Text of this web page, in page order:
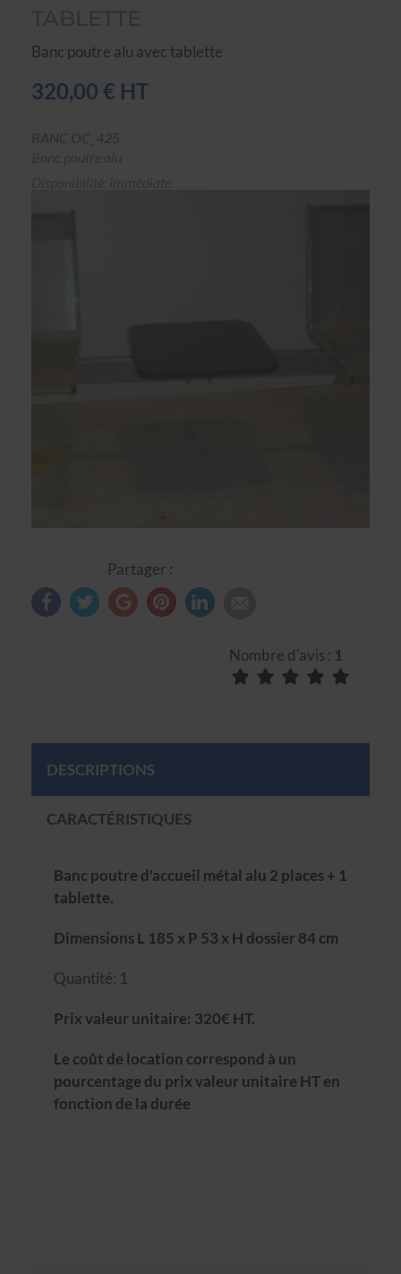
Banc poutre alu avec tablette
320,00 € HT
Partager :
Nombre d'avis : 1
DESCRIPTIONS
CARACTÉRISTIQUES
Banc poutre d'accueil métal alu 2 places + 1
tablette.
Dimensions L 185 x P 53 x H dossier 84 cm
Quantité: 1
Prix valeur unitaire: 320€ HT.
Le coût de location correspond à un
pourcentage du prix valeur unitaire HT en
fonction de la durée